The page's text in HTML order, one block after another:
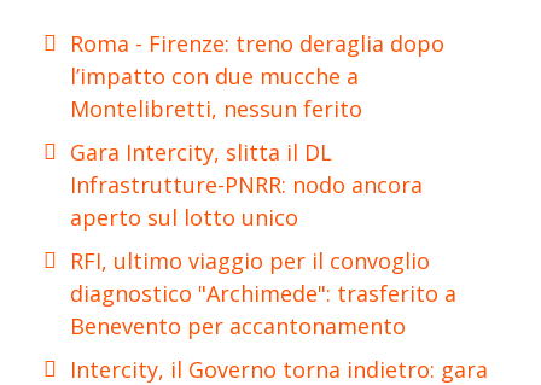
Roma - Firenze: treno deraglia dopo
l’impatto con due mucche a
Montelibretti, nessun ferito
Gara Intercity, slitta il DL
Infrastrutture-PNRR: nodo ancora
aperto sul lotto unico
RFI, ultimo viaggio per il convoglio
diagnostico "Archimede": trasferito a
Benevento per accantonamento
Intercity, il Governo torna indietro: gara